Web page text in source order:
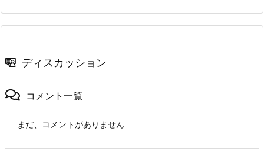
ディスカッション
コメント一覧
まだ、コメントがありません